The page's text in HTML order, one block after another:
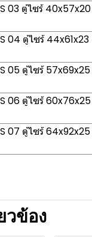
03 ตู้ไซร้ 40x57x20
04 ตู้ไซร้ 44x61x23
05 ตู้ไซร้ 57x69x25
06 ตู้ไซร้ 60x76x25
07 ตู้ไซร้ 64x92x25
วข้อง